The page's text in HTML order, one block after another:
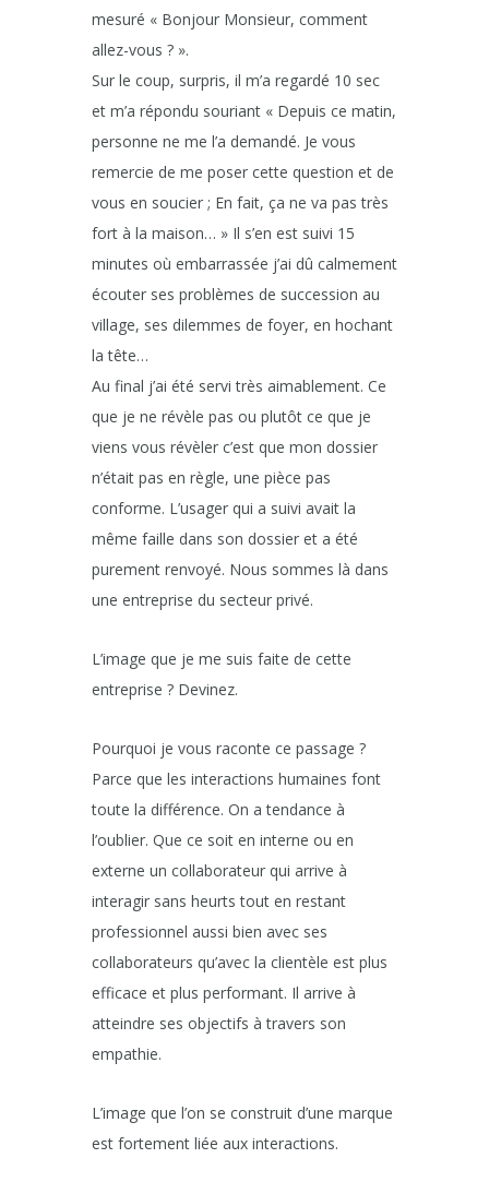
mesuré « Bonjour Monsieur, comment
allez-vous ? ».
Sur le coup, surpris, il m’a regardé 10 sec
et m’a répondu souriant « Depuis ce matin,
personne ne me l’a demandé. Je vous
remercie de me poser cette question et de
vous en soucier ; En fait, ça ne va pas très
fort à la maison… » Il s’en est suivi 15
minutes où embarrassée j’ai dû calmement
écouter ses problèmes de succession au
village, ses dilemmes de foyer, en hochant
la tête…
Au final j’ai été servi très aimablement. Ce
que je ne révèle pas ou plutôt ce que je
viens vous révèler c’est que mon dossier
n’était pas en règle, une pièce pas
conforme. L’usager qui a suivi avait la
même faille dans son dossier et a été
purement renvoyé. Nous sommes là dans
une entreprise du secteur privé.
L’image que je me suis faite de cette
entreprise ? Devinez.
Pourquoi je vous raconte ce passage ?
Parce que les interactions humaines font
toute la différence. On a tendance à
l’oublier. Que ce soit en interne ou en
externe un collaborateur qui arrive à
interagir sans heurts tout en restant
professionnel aussi bien avec ses
collaborateurs qu’avec la clientèle est plus
efficace et plus performant. Il arrive à
atteindre ses objectifs à travers son
empathie.
L’image que l’on se construit d’une marque
est fortement liée aux interactions.